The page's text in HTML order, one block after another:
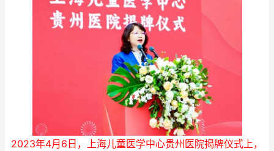
2023年4月6日，上海儿童医学中心贵州医院揭牌仪式上，